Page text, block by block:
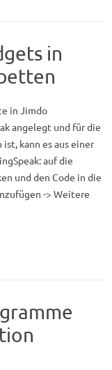
in
in Jimdo
angelegt und für die
kann es aus einer
auf die
und den Code in die
-> Weitere